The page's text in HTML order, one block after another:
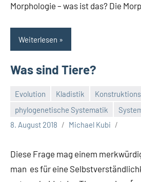
Morphologie – was ist das? Die
Weiterlesen
Was sind Tiere?
Evolution Kladistik
phylogenetische Systematik
8. August 2018
Michael Kubi
Diese Frage mag einem
man es für eine